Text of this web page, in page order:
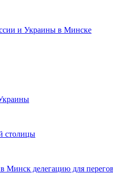
и Украины в Минске
столицы
Минск делегацию для